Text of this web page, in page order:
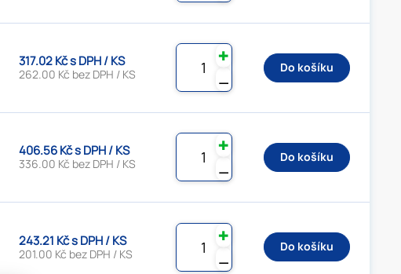
317.02 Kč s DPH / KS
262.00 Kč bez DPH / KS ⚊
✚
Do košíku
406.56 Kč s DPH / KS
336.00 Kč bez DPH / KS ⚊
✚
Do košíku
243.21 Kč s DPH / KS
201.00 Kč bez DPH / KS ⚊
✚
Do košíku